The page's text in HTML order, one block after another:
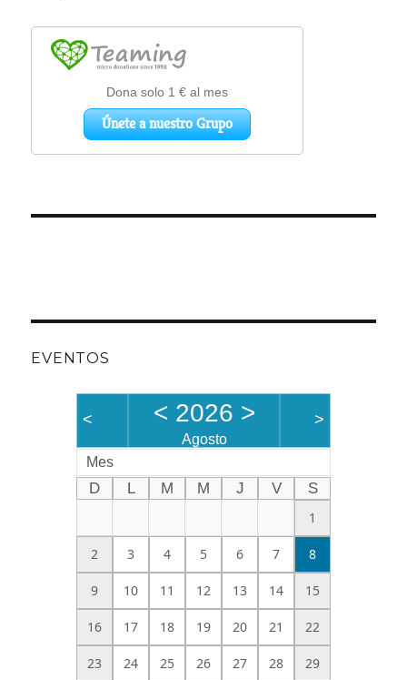
EVENTOS
< < 2026 >
Agosto
>
Mes
D L M M J V
S
1
2 3 4 5 6 7 8
9 10 11 12 13 14 15
16 17 18 19 20 21 22
23 24 25 26 27 28 29